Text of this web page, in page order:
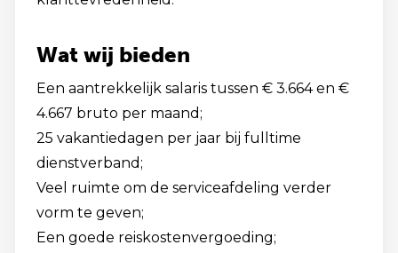
Wat wij bieden
Een aantrekkelijk salaris tussen € 3.664 en €
4.667 bruto per maand;
25 vakantiedagen per jaar bij fulltime
dienstverband;
Veel ruimte om de serviceafdeling verder
vorm te geven;
Een goede reiskostenvergoeding;